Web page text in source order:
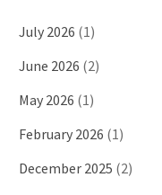
July 2026 (1)
June 2026 (2)
May 2026 (1)
February 2026 (1)
December 2025 (2)